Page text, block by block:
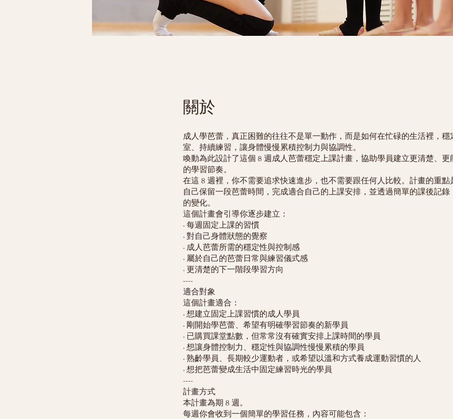
關於
成人學芭蕾，真正困難的往往不是單一動作，而是如何在忙碌的生活裡，穩
室、持續練習，讓身體慢慢累積控制力與協調性。
喚動為此設計了這個 8 週成人芭蕾穩定上課計畫，協助學員建立更清楚、更
的學習節奏。
在這 8 週裡，你不需要追求快速進步，也不需要跟任何人比較。計畫的重點
自己保留一段芭蕾時間，完成適合自己的上課安排，並透過簡單的課後記錄
的變化。
這個計畫會引導你逐步建立：
• 每週固定上課的習慣
• 對自己身體狀態的覺察
• 成人芭蕾所需的穩定性與控制感
• 屬於自己的芭蕾日常與練習儀式感
• 更清楚的下一階段學習方向
----
適合對象
這個計畫適合：
• 想建立固定上課習慣的成人學員
• 剛開始學芭蕾、希望有明確學習節奏的新學員
• 已購買課堂點數，但常常沒有確實安排上課時間的學員
• 想讓身體控制力、穩定性與協調性慢慢累積的學員
• 熟齡學員、長期較少運動者，或希望以溫和方式養成運動習慣的人
• 想把芭蕾變成生活中固定練習時光的學員
----
計畫方式
本計畫為期 8 週。
每週你會收到一個簡單的學習任務，內容可能包含：